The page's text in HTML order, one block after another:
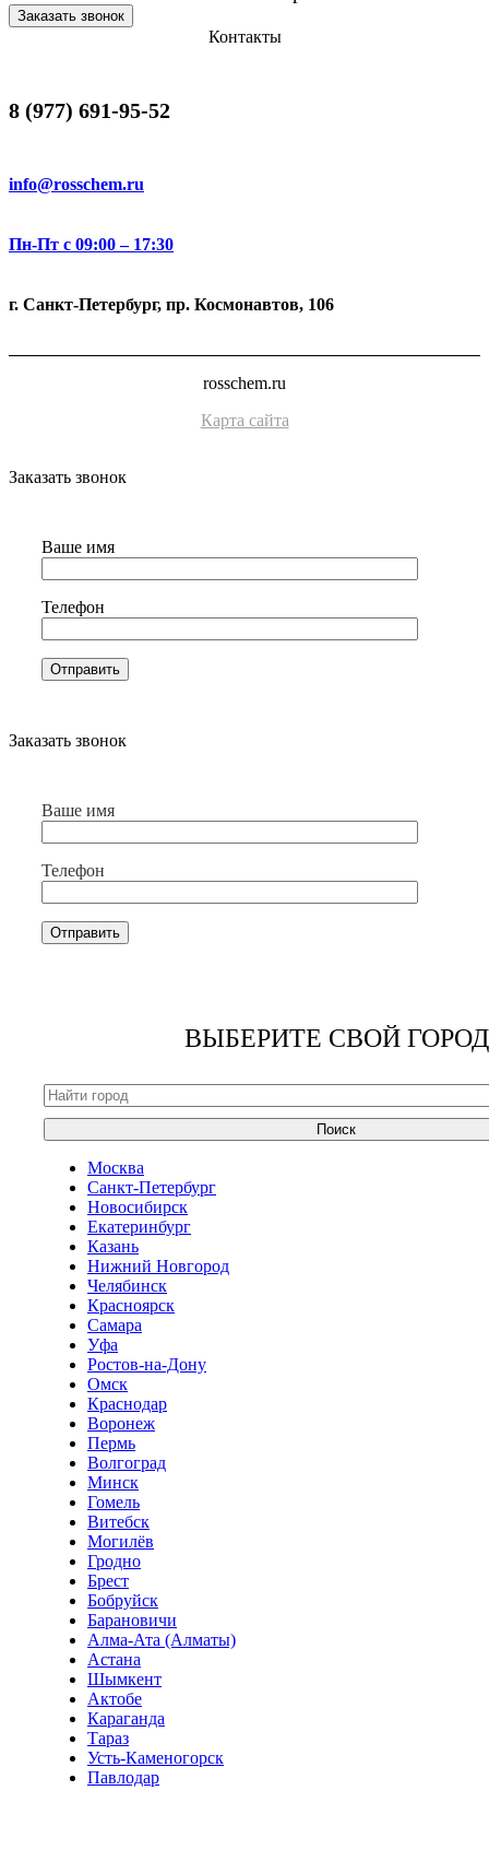
Заказать звонок
Контакты
8 (977) 691-95-52
info@rosschem.ru
Пн-Пт с 09:00 – 17:30
г. Санкт-Петербург, пр. Космонавтов, 106
rosschem.ru
Карта сайта
Заказать звонок
Ваше имя
Телефон
Заказать звонок
Ваше имя
Телефон
ВЫБЕРИТЕ СВОЙ ГОРОД
Поиск
Москва
Санкт-Петербург
Новосибирск
Екатеринбург
Казань
Нижний Новгород
Челябинск
Красноярск
Самара
Уфа
Ростов-на-Дону
Омск
Краснодар
Воронеж
Пермь
Волгоград
Минск
Гомель
Витебск
Могилёв
Гродно
Брест
Бобруйск
Барановичи
Алма-Ата (Алматы)
Астана
Шымкент
Актобе
Караганда
Тараз
Усть-Каменогорск
Павлодар